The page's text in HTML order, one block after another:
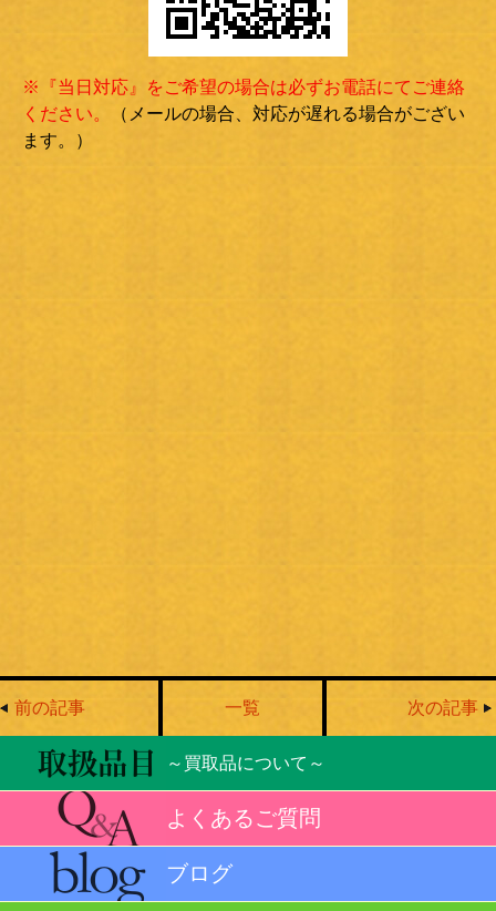
※『当日対応』をご希望の場合は必ずお電話にてご連絡
ください。
（メールの場合、対応が遅れる場合がござい
ます。）
前の記事 一覧 次の記事
～買取品について～
よくあるご質問
ブログ